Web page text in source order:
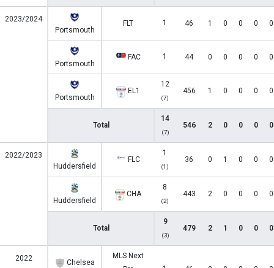
2023/2024
Portsmouth
FLT 1 46 1 0 0 0 0
Portsmouth
FAC 1 44 0 0 0 0 0
Portsmouth
EL1
12
(7)
456 1 0 0 0 0
Total
14
(7)
546 2 0 0 0 0
2022/2023
Huddersfield
FLC
1
(1)
36 0 1 0 0 0
Huddersfield
CHA
8
(2)
443 2 0 0 0 0
Total
9
(3)
479 2 1 0 0 0
2022
Chelsea
MLS Next